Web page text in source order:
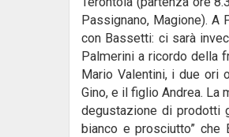
Passignano, Magione).
con Bassetti: ci sarà
Palmerini a ricordo della
Mario Valentini, i due ori
Gino, e il figlio Andrea. La
degustazione di prodotti
bianco e prosciutto”